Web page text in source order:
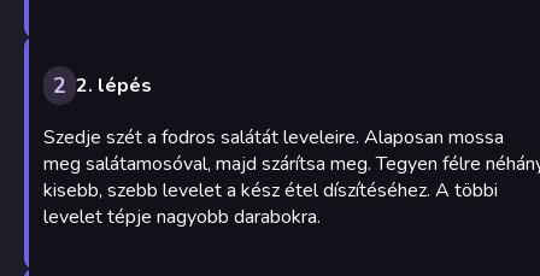
2 2. lépés
Szedje szét a fodros salátát leveleire. Alaposan mossa
meg salátamosóval, majd szárítsa meg. Tegyen félre
kisebb, szebb levelet a kész étel díszítéséhez. A többi
levelet tépje nagyobb darabokra.